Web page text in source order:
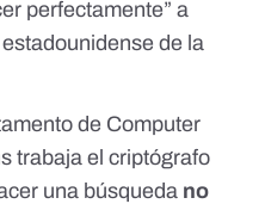
perfectamente” a
de la
de Computer
trabaja el criptógrafo
una búsqueda no